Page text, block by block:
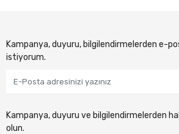
Kampanya, duyuru, bilgilendirmelerden e-
istiyorum.
Kampanya, duyuru ve bilgilendirmelerden
olun.